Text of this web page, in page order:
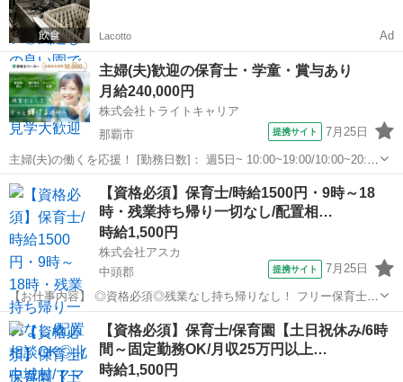
Lacotto Ad
主婦(夫)歓迎の保育士・学童・賞与あり
月給240,000円
株式会社トライトキャリア
那覇市
提携サイト 7月25日
主婦(夫)の働くを応援！ [勤務日数]： 週5日~ 10:00~19:00/10:00~20:30
[勤務地・最寄駅]： 沖縄県那覇市高良3丁目7-1 穂高薬局ビル1F 非公開
品川シーサイド駅徒歩6分／赤嶺駅／小禄駅...
沖縄 保育士
【資格必須】保育士/時給1500円・9時～18
時・残業持ち帰り一切なし/配置相…
時給1,500円
株式会社アスカ
中頭郡
提携サイト 7月25日
【お仕事内容】 ◎資格必須◎残業なし持ち帰りなし！ フリー保育士！
※配置のご相談OKです！！ ：＊：＊：＊：＊：：＊：＊：＊：＊：
＊： 勤務時間は9:00～18:00◎ 派遣勤務で時給1500円！ もちろん他の
時間帯...
沖縄 中頭郡 保育士
【資格必須】保育士/保育園【土日祝休み/6時
間～固定勤務OK/月収25万円以上…
時給1,500円